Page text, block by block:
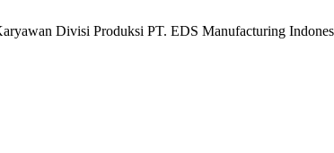
Divisi Produksi PT. EDS Manufacturing